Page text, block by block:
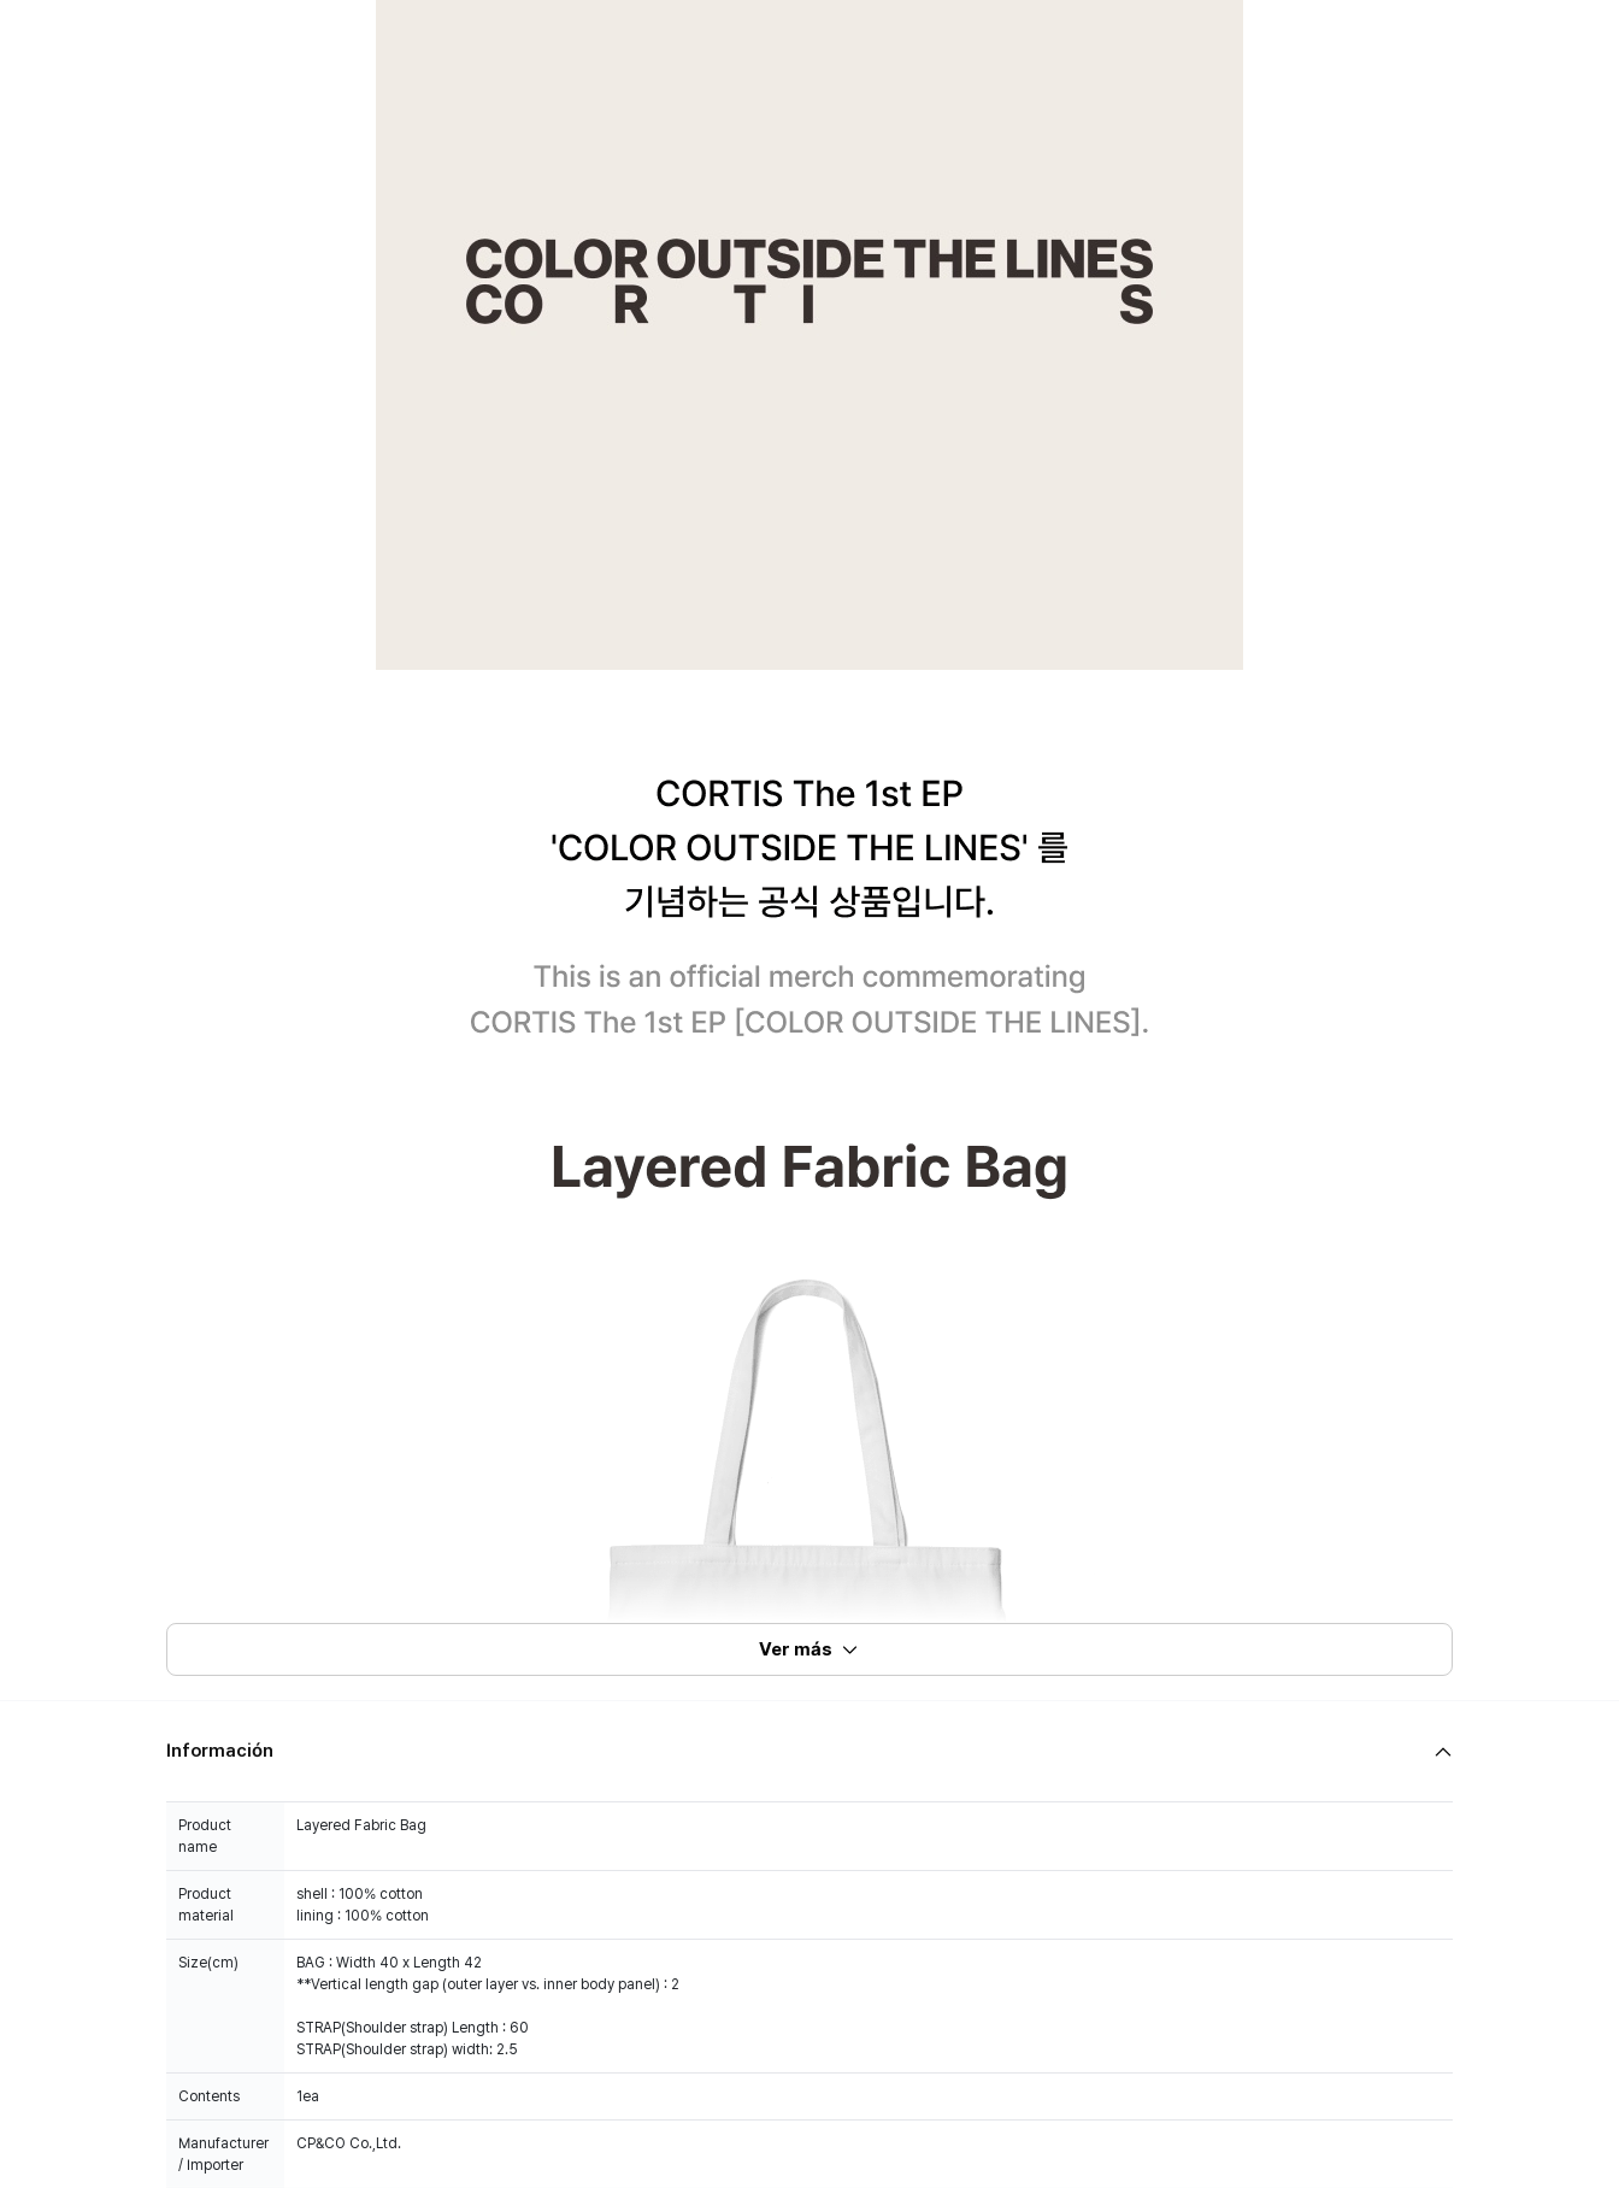
Ver más
Información
Product
name
Layered Fabric Bag
Product
material
shell : 100% cotton
lining : 100% cotton
Size(cm)
BAG : Width 40 x Length 42
**Vertical length gap (outer layer vs. inner body panel) : 2
STRAP(Shoulder strap) Length : 60
STRAP(Shoulder strap) width: 2.5
Contents 1ea
Manufacturer
/ Importer
CP&CO Co.,Ltd.